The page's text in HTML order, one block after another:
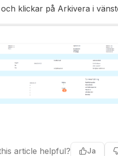
klickar på Arkivera i
article helpful? Ja